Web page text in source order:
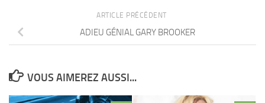
ARTICLE PRÉCÉDENT
ADIEU GÉNIAL GARY BROOKER
VOUS AIMEREZ AUSSI...